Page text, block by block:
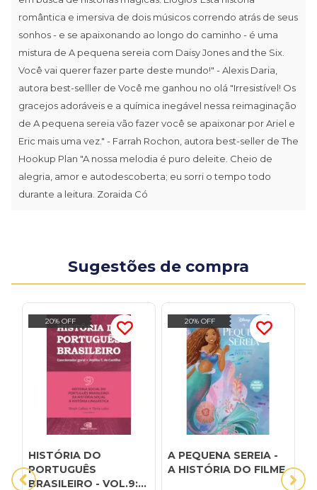
romântica e imersiva de dois músicos correndo atrás de seus
sonhos - e se apaixonando ao longo do caminho - é uma
mistura de A pequena sereia com Daisy Jones and the Six.
Você vai querer fazer parte deste mundo!" - Alexis Daria,
autora best-selller de Você me ganhou no olá "Irresistível! Os
gracejos adoráveis e a química inegável nessa reimaginação
de A pequena sereia vão fazer você se apaixonar por Ariel e
Eric mais uma vez." - Farrah Rochon, autora best-seller de The
Hookup Plan "A nossa melodia é puro deleite. Cheio de
alegria, amor e autodescoberta; eu sorri o tempo todo
durante a leitura. Zoraida Có
Sugestões de compra
20% OFF
HISTÓRIA DO
PORTUGUÊS
BRASILEIRO - VOL.9:
20% OFF
A PEQUENA SEREIA -
A HISTÓRIA DO FILME